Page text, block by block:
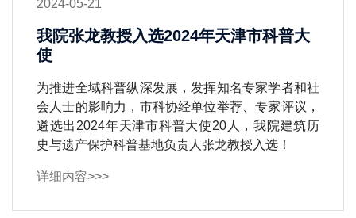
2024-05-21
我院张龙教授入选2024年天津市科普大
使
为推进全域科普纵深发展，发挥知名专家学者和社
会人士的影响力，市科协经单位举荐、专家评议，
遴选出2024年天津市科普大使20人，我院建筑历
史与遗产保护科普基地负责人张龙教授入选！
详细内容>>>